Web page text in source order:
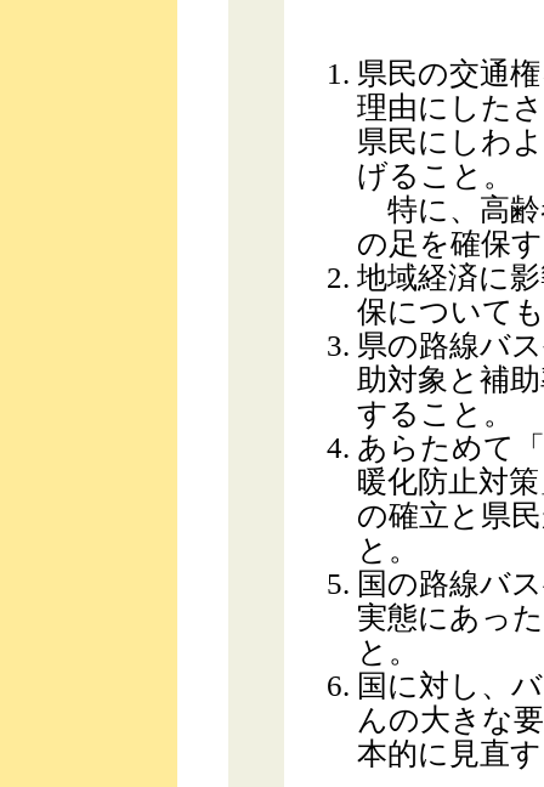
県民の交通
理由にした
県民にしわ
げること。
特に、高齢
の足を確保
地域経済に
保について
県の路線バ
助対象と補
すること。
あらためて
暖化防止対
の確立と県
と。
国の路線バ
実態にあっ
と。
国に対し、
んの大きな
本的に見直